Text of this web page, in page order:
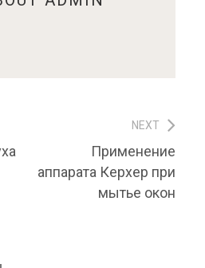
NEXT
Next post:
Применение
аппарата Керхер при
мытье окон